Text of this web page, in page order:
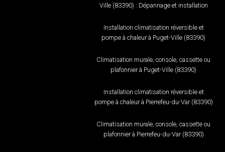
Ville (83390) : Dépannage et installation
Installation climatisation réversible et
pompe à chaleur à Puget-Ville (83390)
Climatisation murale, console, cassette ou
plafonnier à Puget-Ville (83390)
Installation climatisation réversible et
pompe à chaleur à Pierrefeu-du-Var (83390)
Climatisation murale, console, cassette ou
plafonnier à Pierrefeu-du-Var (83390)